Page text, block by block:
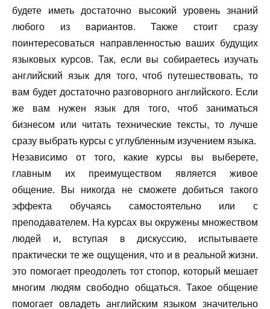
будете иметь достаточно высокий уровень знаний
любого из вариантов. Также стоит сразу
поинтересоваться направленностью ваших будущих
языковых курсов. Так, если вы собираетесь изучать
английский язык для того, чтоб путешествовать, то
вам будет достаточно разговорного английского. Если
же вам нужен язык для того, чтоб заниматься
бизнесом или читать технические тексты, то лучше
сразу выбрать курсы с углубленным изучением языка.
Независимо от того, какие курсы вы выберете,
главным их преимуществом является живое
общение. Вы никогда не сможете добиться такого
эффекта обучаясь самостоятельно или с
преподавателем. На курсах вы окружены множеством
людей и, вступая в дискуссию, испытываете
практически те же ощущения, что и в реальной жизни.
это помогает преодолеть тот стопор, который мешает
многим людям свободно общаться. Такое общение
помогает овладеть английским языком значительно